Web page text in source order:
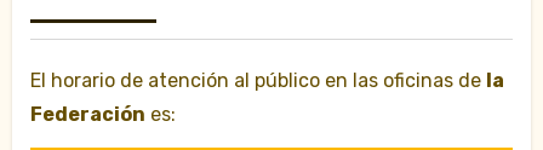
El horario de atención al público en las oficinas de la
Federación es: